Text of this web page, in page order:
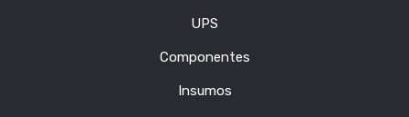
UPS
Componentes
Insumos